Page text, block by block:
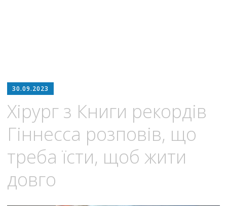
30.09.2023
Хірург з Книги рекордів
Гіннесса розповів, що
треба їсти, щоб жити
довго